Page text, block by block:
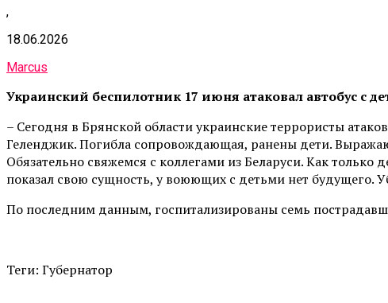
,
18.06.2026
Marcus
Украинский беспилотник 17 июня атаковал автобус с
– Сегодня в Брянской области украинские террористы
Геленджик. Погибла сопровождающая, ранены дети.
Обязательно свяжемся с коллегами из Беларуси. Как
показал свою сущность, у воюющих с детьми нет будущего.
По последним данным, госпитализированы семь
Теги: Губернатор